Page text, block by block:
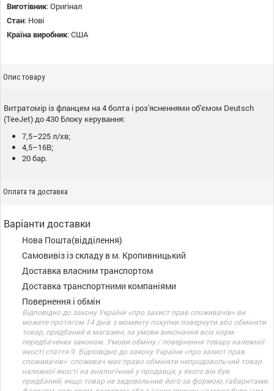
Виготівник:Оригінал
Стан: Нові
Країна виробник:США
Опис товару
Витратомір із фланцем на 4 болта і роз'ясненнями об'ємом Deutsch
(TeeJet) до 430 Блоку керування:
7,5–225 л/хв;
4,5–16В;
20 бар.
Оплата та доставка
Варіанти доставки
Нова Пошта(відділення)
Самовивіз із складу в м. Кропивницький
Доставка власним транспортом
Доставка транспортними компаніями
Повернення і обмін
Відповідно до закону України «про захист прав споживачів» ви
можете протягом 14 днів з моменту покупки повернути або обміняти
товар, придбаний в магазині, за умови виконання всіх норм
передбачених законом. Умови обміну / повернення товару належної
якості стаття 9. Відповідно до закону України «про захист прав
споживачів»: споживач має право обміняти непродовольчий товар
належної якості на аналогічний у продавця, у якого він був
придбаний, якщо товар не задовольнив його за формою, габаритами,